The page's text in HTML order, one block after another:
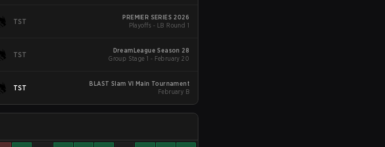
TST
PREMIER SERIES 2026
Playoffs - LB Round 1
TST
DreamLeague Season 28
Group Stage 1 - February 20
TST
BLAST Slam VI Main Tournament
February B